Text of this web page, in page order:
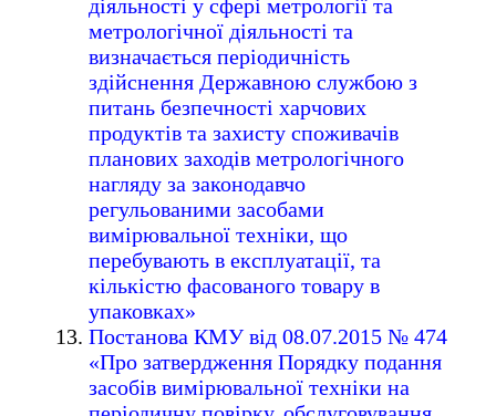
діяльності у сфері метрології та
метрологічної діяльності та
визначається періодичність
здійснення Державною службою з
питань безпечності харчових
продуктів та захисту споживачів
планових заходів метрологічного
нагляду за законодавчо
регульованими засобами
вимірювальної техніки, що
перебувають в експлуатації, та
кількістю фасованого товару в
упаковках»
Постанова КМУ від 08.07.2015 № 474
«Про затвердження Порядку подання
засобів вимірювальної техніки на